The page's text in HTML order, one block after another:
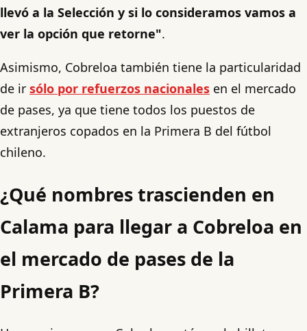
llevó a la Selección y si lo consideramos vamos a
ver la opción que retorne".
Asimismo, Cobreloa también tiene la particularidad
de ir sólo por refuerzos nacionales en el mercado
de pases, ya que tiene todos los puestos de
extranjeros copados en la Primera B del fútbol
chileno.
¿Qué nombres trascienden en
Calama para llegar a Cobreloa en
el mercado de pases de la
Primera B?